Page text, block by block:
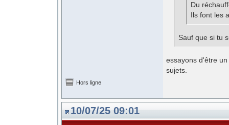
Du
Ils font les
Sauf que si tu
essayons d'être
sujets.
Hors ligne
10/07/25 09:01